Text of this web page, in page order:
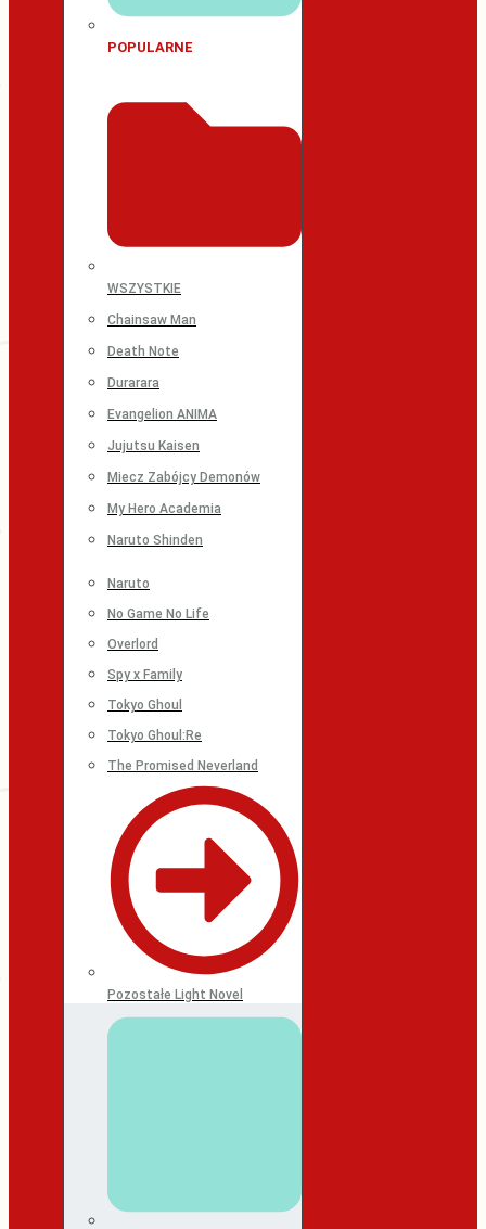
POPULARNE
WSZYSTKIE
Chainsaw Man
Death Note
Durarara
Evangelion ANIMA
Jujutsu Kaisen
Miecz Zabójcy Demonów
My Hero Academia
Naruto Shinden
Naruto
No Game No Life
Overlord
Spy x Family
Tokyo Ghoul
Tokyo Ghoul:Re
The Promised Neverland
Pozostałe Light Novel